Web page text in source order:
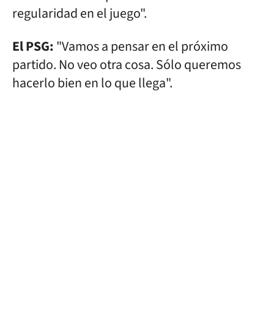
regularidad en el juego".
El PSG:"Vamos a pensar en el próximo
partido. No veo otra cosa. Sólo queremos
hacerlo bien en lo que llega".